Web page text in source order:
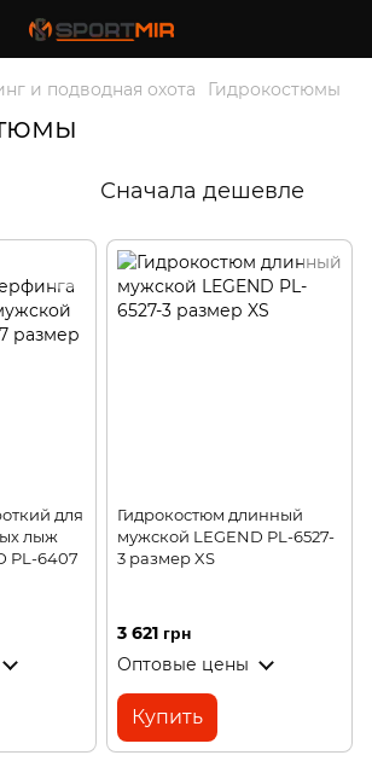
и подводная охота Гидрокостюмы
Сначала дешевле
для
лыж
PL-6407
Гидрокостюм длинный
мужской LEGEND PL-6527-
3 размер XS
3 621 грн
Оптовые цены
Купить